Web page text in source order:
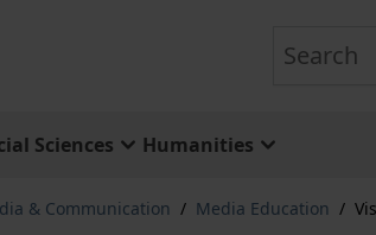
Sciences Humanities
& Communication / Media Education /